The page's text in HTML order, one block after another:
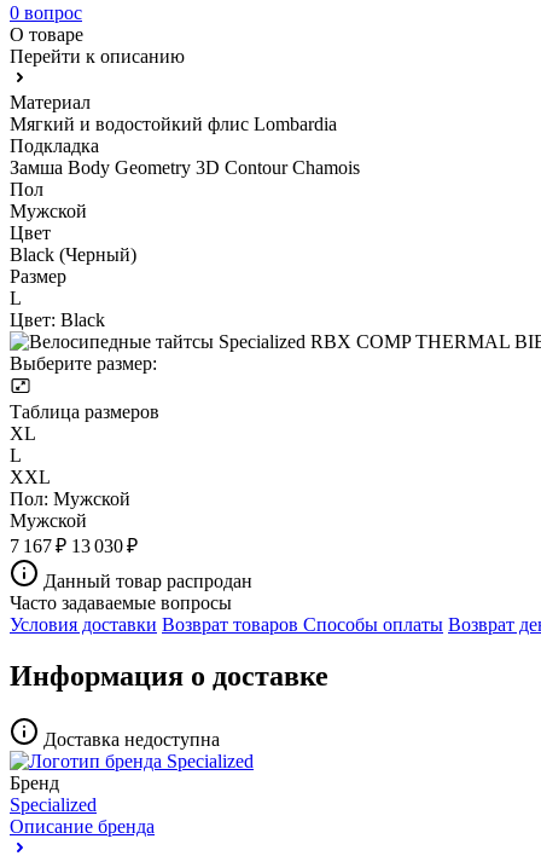
0 вопрос
О товаре
Перейти к описанию
Материал
Мягкий и водостойкий флис Lombardia
Подкладка
Замша Body Geometry 3D Contour Chamois
Пол
Мужской
Цвет
Black (Черный)
Размер
L
Цвет: Black
Выберите размер:
Таблица размеров
XL
L
XXL
Пол: Мужской
Мужской
7 167 ₽ 13 030 ₽
Данный товар распродан
Часто задаваемые вопросы
Условия доставки Возврат товаров Способы оплаты Возврат
Информация о доставке
Доставка недоступна
Бренд
Specialized
Описание бренда